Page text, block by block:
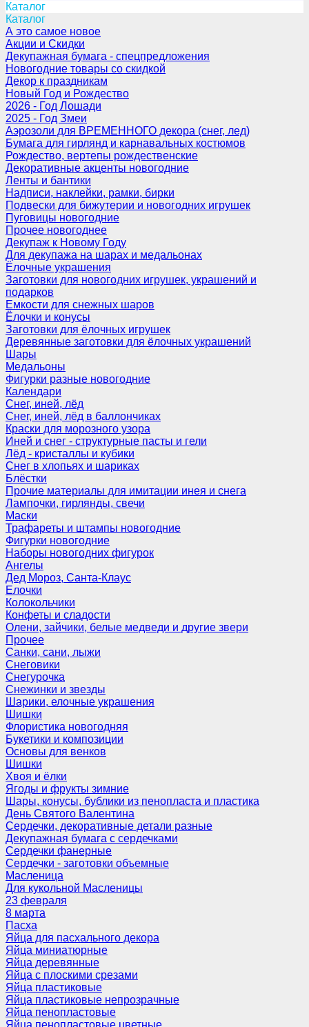
Каталог
Каталог
А это самое новое
Акции и Скидки
Декупажная бумага - спецпредложения
Новогодние товары со скидкой
Декор к праздникам
Новый Год и Рождество
2026 - Год Лошади
2025 - Год Змеи
Аэрозоли для ВРЕМЕННОГО декора (снег, лед)
Бумага для гирлянд и карнавальных костюмов
Рождество, вертепы рождественские
Декоративные акценты новогодние
Ленты и бантики
Надписи, наклейки, рамки, бирки
Подвески для бижутерии и новогодних игрушек
Пуговицы новогодние
Прочее новогоднее
Декупаж к Новому Году
Для декупажа на шарах и медальонах
Ёлочные украшения
Заготовки для новогодних игрушек, украшений и
подарков
Емкости для снежных шаров
Ёлочки и конусы
Заготовки для ёлочных игрушек
Деревянные заготовки для ёлочных украшений
Шары
Медальоны
Фигурки разные новогодние
Календари
Снег, иней, лёд
Снег, иней, лёд в баллончиках
Краски для морозного узора
Иней и снег - структурные пасты и гели
Лёд - кристаллы и кубики
Снег в хлопьях и шариках
Блёстки
Прочие материалы для имитации инея и снега
Лампочки, гирлянды, свечи
Маски
Трафареты и штампы новогодние
Фигурки новогодние
Наборы новогодних фигурок
Ангелы
Дед Мороз, Санта-Клаус
Елочки
Колокольчики
Конфеты и сладости
Олени, зайчики, белые медведи и другие звери
Прочее
Санки, сани, лыжи
Снеговики
Снегурочка
Снежинки и звезды
Шарики, елочные украшения
Шишки
Флористика новогодняя
Букетики и композиции
Основы для венков
Шишки
Хвоя и ёлки
Ягоды и фрукты зимние
Шары, конусы, бублики из пенопласта и пластика
День Святого Валентина
Сердечки, декоративные детали разные
Декупажная бумага с сердечками
Сердечки фанерные
Сердечки - заготовки объемные
Масленица
Для кукольной Масленицы
23 февраля
8 марта
Пасха
Яйца для пасхального декора
Яйца миниатюрные
Яйца деревянные
Яйца с плоскими срезами
Яйца пластиковые
Яйца пластиковые непрозрачные
Яйца пенопластовые
Яйца пенопластовые цветные